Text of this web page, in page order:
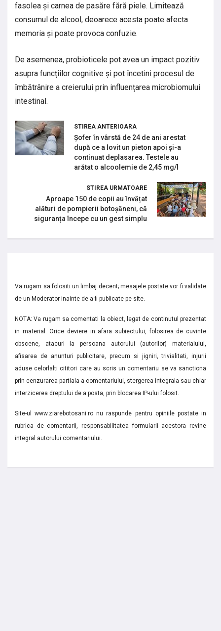
fasolea și carnea de pasăre fără piele. Limitează
consumul de alcool, deoarece acesta poate afecta
memoria și poate provoca confuzie.
De asemenea, probioticele pot avea un impact pozitiv
asupra funcțiilor cognitive și pot încetini procesul de
îmbătrânire a creierului prin influențarea microbiomului
intestinal.
STIREA ANTERIOARA
Șofer în vârstă de 24 de ani arestat
după ce a lovit un pieton apoi și-a
continuat deplasarea. Testele au
arătat o alcoolemie de 2,45 mg/l
STIREA URMATOARE
Aproape 150 de copii au învățat
alături de pompierii botoșăneni, că
siguranța începe cu un gest simplu
Va rugam sa folositi un limbaj decent; mesajele postate vor fi validate
de un Moderator inainte de a fi publicate pe site.
NOTA: Va rugam sa comentati la obiect, legat de continutul prezentat
in material. Orice deviere in afara subiectului, folosirea de cuvinte
obscene, atacuri la persoana autorului (autorilor) materialului,
afisarea de anunturi publicitare, precum si jigniri, trivialitati, injurii
aduse celorlalti cititori care au scris un comentariu se va sanctiona
prin cenzurarea partiala a comentariului, stergerea integrala sau chiar
interzicerea dreptului de a posta, prin blocarea IP-ului folosit.
Site-ul www.ziarebotosani.ro nu raspunde pentru opiniile postate in
rubrica de comentarii, responsabilitatea formularii acestora revine
integral autorului comentariului.